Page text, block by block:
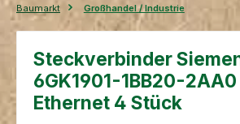
Baumarkt Großhandel / Industrie
Steckverbinder
6GK1901-1BB20-
Ethernet 4 Stück